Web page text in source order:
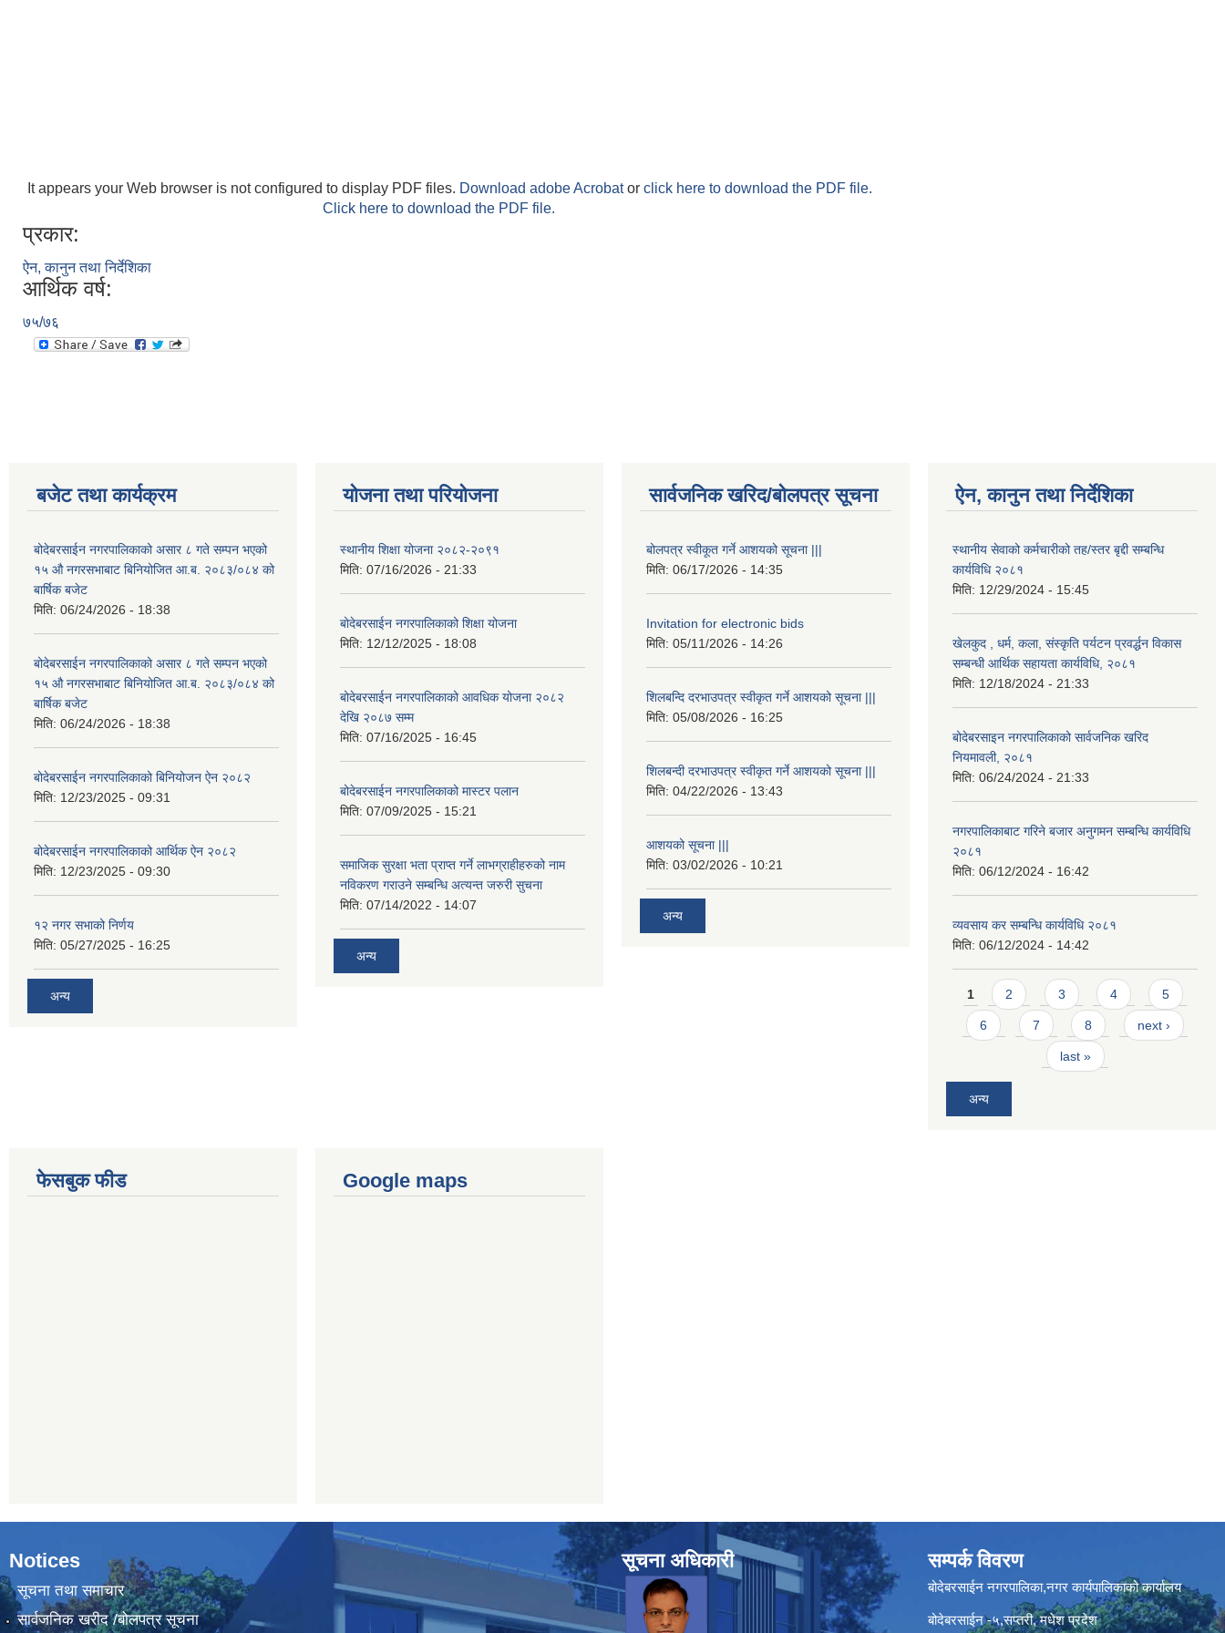
It appears your Web browser is not configured to display PDF files. Download adobe Acrobator click here to download the PDF file.
Click here to download the PDF file.
प्रकार:
ऐन, कानुन तथा निर्देशिका
आर्थिक वर्ष:
७५/७६
बजेट तथा कार्यक्रम
बोदेबरसाईन नगरपालिकाको असार ८ गते सम्पन भएको
१५ ‍‍‍औ नगरसभाबाट बिनियोजित आ.ब. २०८३/०८४ को
बार्षिक बजेट
मिति: 06/24/2026 - 18:38
बोदेबरसाईन नगरपालिकाको असार ८ गते सम्पन भएको
१५ ‍‍‍औ नगरसभाबाट बिनियोजित आ.ब. २०८३/०८४ को
बार्षिक बजेट
मिति: 06/24/2026 - 18:38
बोदेबरसाईन नगरपालिकाको बिनियोजन ऐन २०८२
मिति: 12/23/2025 - 09:31
बोदेबरसाईन नगरपालिकाको आर्थिक ऐन २०८२
मिति: 12/23/2025 - 09:30
१२ नगर सभाको निर्णय
मिति: 05/27/2025 - 16:25
अन्य
योजना तथा परियोजना
स्थानीय शिक्षा योजना २०८२-२०९१
मिति: 07/16/2026 - 21:33
बोदेबरसाईन नगरपालिकाको शिक्षा योजना
मिति: 12/12/2025 - 18:08
बोदेबरसाईन नगरपालिकाको आवधिक योजना २०८२
देखि २०८७ सम्म
मिति: 07/16/2025 - 16:45
बोदेबरसाईन नगरपालिकाको मास्टर पलान
मिति: 07/09/2025 - 15:21
समाजिक सुरक्षा भता प्राप्त गर्ने लाभग्राहीहरुको नाम
नविकरण गराउने सम्बन्धि अत्यन्त जरुरी सुचना
मिति: 07/14/2022 - 14:07
अन्य
सार्वजनिक खरिद/बोलपत्र सूचना
बोलपत्र स्वीकूत गर्ने आशयको सूचना |||
मिति: 06/17/2026 - 14:35
Invitation for electronic bids
मिति: 05/11/2026 - 14:26
शिलबन्दि दरभाउपत्र स्वीकृत गर्ने आशयको सूचना |||
मिति: 05/08/2026 - 16:25
शिलबन्दी दरभाउपत्र स्वीकृत गर्ने आशयको सूचना |||
मिति: 04/22/2026 - 13:43
आशयको सूचना |||
मिति: 03/02/2026 - 10:21
अन्य
ऐन, कानुन तथा निर्देशिका
स्थानीय सेवाको कर्मचारीको तह/स्तर बृद्दी सम्बन्धि
कार्यविधि २०८१
मिति: 12/29/2024 - 15:45
खेलकुद , धर्म, कला, संस्कृति पर्यटन प्रवर्द्धन विकास
सम्बन्धी आर्थिक सहायता कार्यविधि, २०८१
मिति: 12/18/2024 - 21:33
बोदेबरसाइन नगरपालिकाको सार्वजनिक खरिद
नियमावली, २०८१
मिति: 06/24/2024 - 21:33
नगरपालिकाबाट गरिने बजार अनुगमन सम्बन्धि कार्यविधि
२०८१
मिति: 06/12/2024 - 16:42
व्यवसाय कर सम्बन्धि कार्यविधि २०८१
मिति: 06/12/2024 - 14:42
Pages
1 2 3 4 5
6 7 8 next ›
last »
अन्य
फेसबुक फीड Google maps
Notices
सूचना तथा समाचार
सार्वजनिक खरीद /बोलपत्र सूचना
सूचना अधिकारी सम्पर्क विवरण
बोदेबरसाईन नगरपालिका,नगर कार्यपालिकाको कार्यालय
बोदेबरसाईन -५,सप्तरी, मधेश प्रदेश